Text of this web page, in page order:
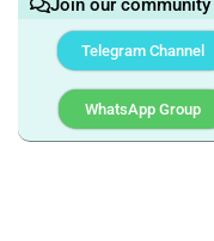
Join our community
Telegram Channel
WhatsApp Group